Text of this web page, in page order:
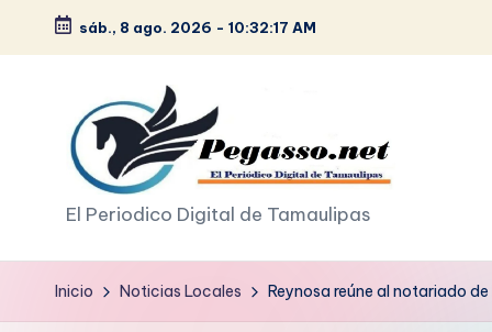
Saltar
contenido
sáb., 8 ago. 2026 - 10:32:18 AM
p
e
g
El Periodico Digital de Tamaulipas
Inicio Noticias Locales Reynosa reúne al notariado